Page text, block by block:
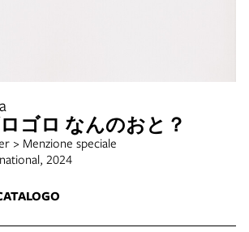
ゴロ なんのおと？
> Menzione speciale
2024